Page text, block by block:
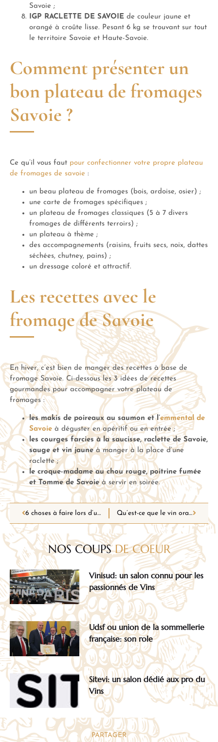
Savoie ;
IGP RACLETTE DE SAVOIE de couleur jaune et
orangé à croûte lisse. Pesant 6 kg se trouvant sur tout
le territoire Savoie et Haute-Savoie.
Comment présenter un
bon plateau de fromages
Savoie ?
Ce qu’il vous faut pour confectionner votre propre plateau
de fromages de savoie :
un beau plateau de fromages (bois, ardoise, osier) ;
une carte de fromages spécifiques ;
un plateau de fromages classiques (5 à 7 divers
fromages de différents terroirs) ;
un plateau à thème ;
des accompagnements (raisins, fruits secs, noix, dattes
séchées, chutney, pains) ;
un dressage coloré et attractif.
Les recettes avec le
fromage de Savoie
En hiver, c’est bien de manger des recettes à base de
fromage Savoie. Ci-dessous les 3 idées de recettes
gourmandes pour accompagner votre plateau de
fromages :
les makis de poireaux au saumon et l’emmental de
Savoie à déguster en apéritif ou en entrée ;
les courges farcies à la saucisse, raclette de Savoie,
sauge et vin jauneà manger à la place d’une
raclette ;
le croque-madame au chou rouge, poitrine fumée
et Tomme de Savoieà servir en soirée.
6 choses à faire lors d’un voyage d’oenotourisme Qu’est-ce que le vin orange?
NOS COUPSDE COEUR
Vinisud: un salon connu pour les
passionnés de Vins
Udsf ou union de la sommellerie
française: son role
Sitevi: un salon dédié aux pro du
Vins
PARTAGER